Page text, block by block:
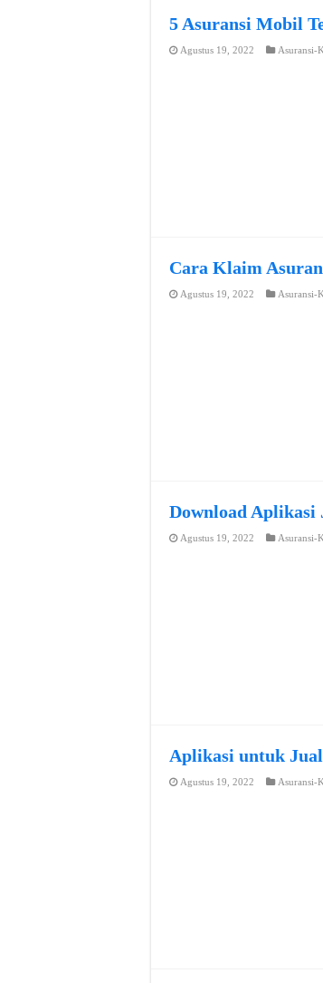
5 Asuransi Mobil
Agustus 19, 2022 Asuransi-
Cara Klaim
Agustus 19, 2022 Asuransi-
Download Aplikasi
Agustus 19, 2022 Asuransi-
Aplikasi untuk
Agustus 19, 2022 Asuransi-